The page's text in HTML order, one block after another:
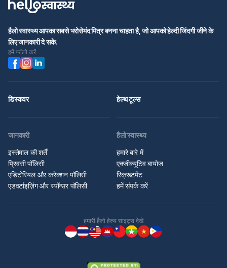
हैलो स्वास्थ्य आपका सबसे भरोसेमंद मित्र बनना चाहता है, जो आपको हेल्दी जिंदगी जीने के
लिए जानकारी दे सके.
हमें फॉलो करें
डिस्कवर हेल्थ टूल्स
जानकारी
इस्तेमाल की शर्तें
प्रिवसी पॉलिसी
एडिटोरियल और करेक्शन पॉलिसी
एडवर्टाइज़िंग और स्पॉन्सर पॉलिसी
हैलो स्वास्थ्य
हमारे बारे में
एक्जीक्यूटिव बायोज
रिक्रूटमेंट
हमें संपर्क करें
हमारी हैलो हेल्थ साइट्स देखें